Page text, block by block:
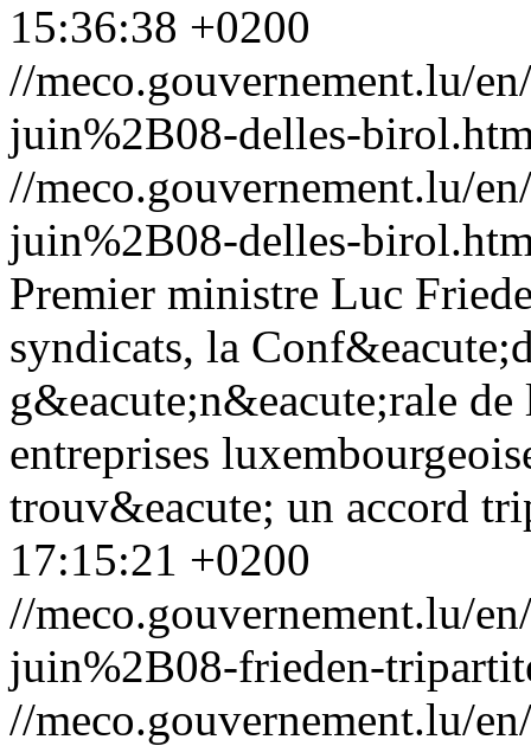
15:36:38 +0200
//meco.gouvernement.lu/
juin%2B08-delles-
//meco.gouvernement.lu/
juin%2B08-delles-
Premier ministre Luc
syndicats, la
g&eacute;n&eacute;rale
entreprises
trouv&eacute; un accord
17:15:21 +0200
//meco.gouvernement.lu/
juin%2B08-frieden-
//meco.gouvernement.lu/